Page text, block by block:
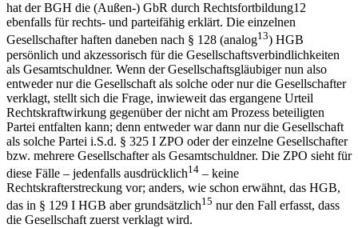
hat der BGH die (Außen-​) GbR durch Rechtsfortbildung12
ebenfalls für rechts-​ und parteifähig erklärt. Die einzelnen
Gesellschafter haften daneben nach § 128 (analog13) HGB
persönlich und akzessorisch für die Gesellschaftsverbindlichkeiten
als Gesamtschuldner. Wenn der Gesellschaftsgläubiger nun also
entweder nur die Gesellschaft als solche oder nur die Gesellschafter
verklagt, stellt sich die Frage, inwieweit das ergangene Urteil
Rechtskraftwirkung gegenüber der nicht am Prozess beteiligten
Partei entfalten kann; denn entweder war dann nur die Gesellschaft
als solche Partei i.S.d. § 325 I ZPO oder der einzelne Gesellschafter
bzw. mehrere Gesellschafter als Gesamtschuldner. Die ZPO sieht für
diese Fälle –​ jedenfalls ausdrücklich14 –​ keine
Rechtskrafterstreckung vor; anders, wie schon erwähnt, das HGB,
das in § 129 I HGB aber grundsätzlich15 nur den Fall erfasst, dass
die Gesellschaft zuerst verklagt wird.